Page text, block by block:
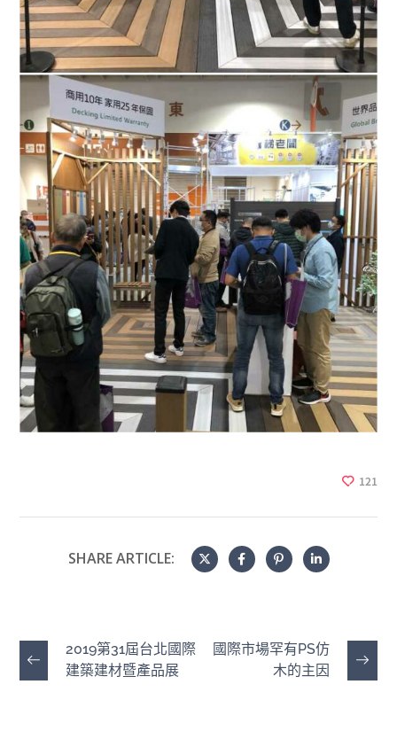
121
SHARE ARTICLE:
2019第31屆台北國際
建築建材暨產品展
國際市場罕有PS仿
木的主因